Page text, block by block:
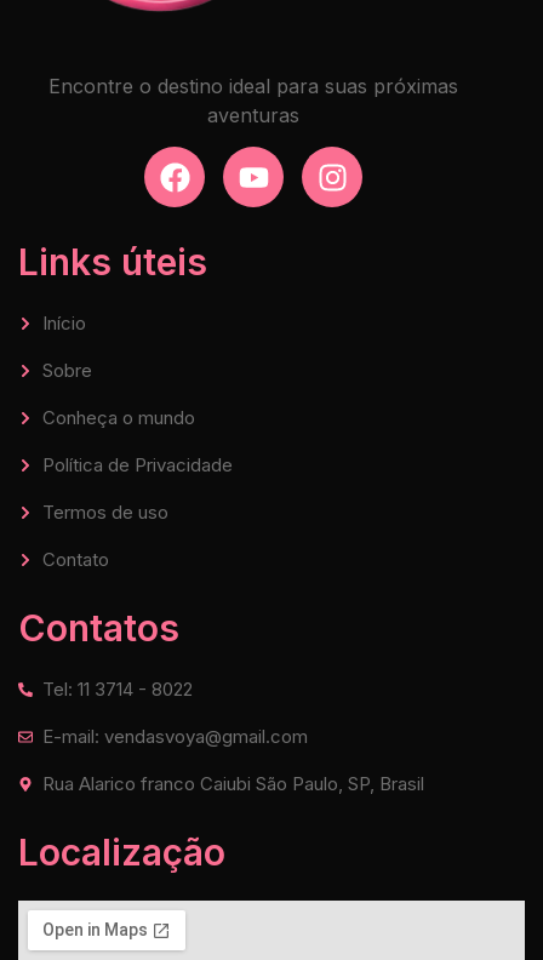
Encontre o destino ideal para suas próximas
aventuras
Links úteis
Início
Sobre
Conheça o mundo
Política de Privacidade
Termos de uso
Contato
Contatos
Tel: 11 3714 - 8022
E-mail: vendasvoya@gmail.com
Rua Alarico franco Caiubi São Paulo, SP, Brasil
Localização